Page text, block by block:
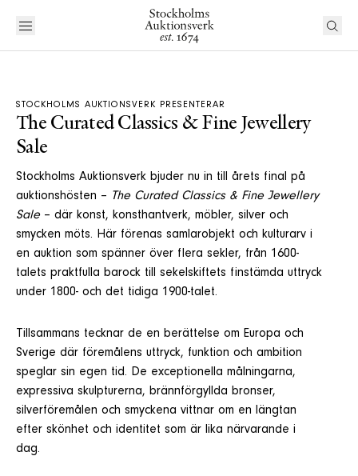
STOCKHOLMS AUKTIONSVERK PRESENTERAR
The Curated Classics & Fine Jewellery
Sale
Stockholms Auktionsverk bjuder nu in till årets final på
auktionshösten – The Curated Classics & Fine Jewellery
Sale– där konst, konsthantverk, möbler, silver och
smycken möts. Här förenas samlarobjekt och kulturarv i
en auktion som spänner över flera sekler, från 1600-
talets praktfulla barock till sekelskiftets finstämda uttryck
under 1800- och det tidiga 1900-talet.
Tillsammans tecknar de en berättelse om Europa och
Sverige där föremålens uttryck, funktion och ambition
speglar sin egen tid. De exceptionella målningarna,
expressiva skulpturerna, brännförgyllda bronser,
silverföremålen och smyckena vittnar om en längtan
efter skönhet och identitet som är lika närvarande i
dag.